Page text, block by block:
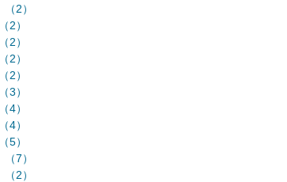
（2）
（2）
（2）
（2）
（2）
（3）
（4）
（4）
（5）
（7）
（2）